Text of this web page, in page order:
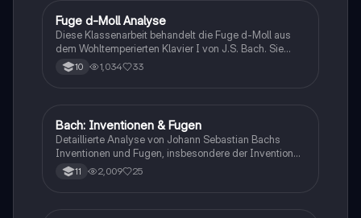
Studierende der Musikgeschichte.
Musik
Fuge d-Moll Analyse
Diese Klassenarbeit behandelt die Fuge d-Moll aus
dem Wohltemperierten Klavier I von J.S. Bach. Sie
umfasst die Analyse der Struktur, die Rolle von Dux
und Comes sowie die Merkmale der Barockmusik.
10 1,034 33
Musik
Bach: Inventionen & Fugen
Detaillierte Analyse von Johann Sebastian Bachs
Inventionen und Fugen, insbesondere der Invention
C-Dur und der Fuge C-Dur. Diese Präsentation bietet
einen tiefen Einblick in die Struktur, Polyphonie und
11 2,009 25